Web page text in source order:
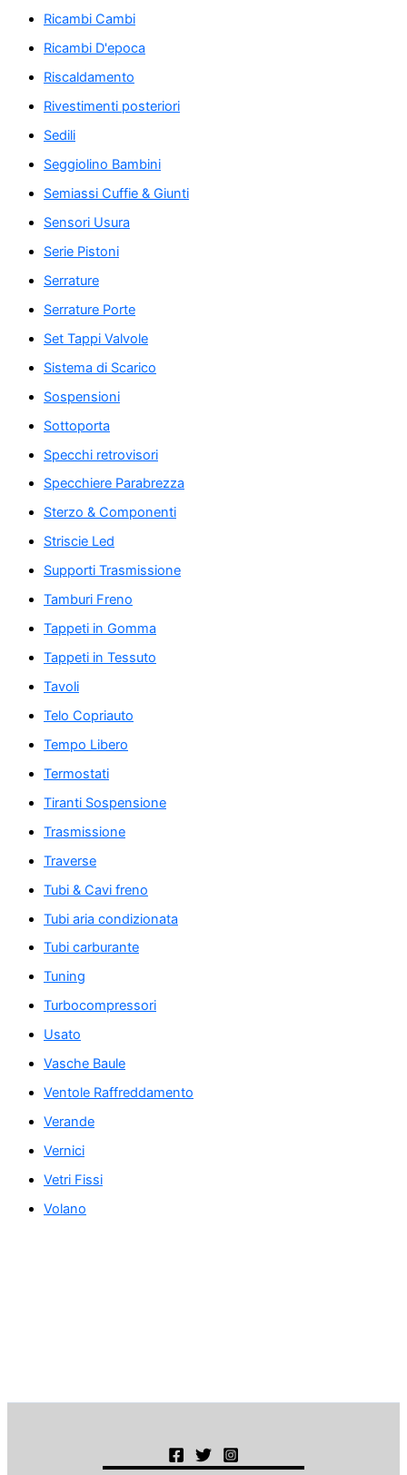
Ricambi Cambi
Ricambi D'epoca
Riscaldamento
Rivestimenti posteriori
Sedili
Seggiolino Bambini
Semiassi Cuffie & Giunti
Sensori Usura
Serie Pistoni
Serrature
Serrature Porte
Set Tappi Valvole
Sistema di Scarico
Sospensioni
Sottoporta
Specchi retrovisori
Specchiere Parabrezza
Sterzo & Componenti
Striscie Led
Supporti Trasmissione
Tamburi Freno
Tappeti in Gomma
Tappeti in Tessuto
Tavoli
Telo Copriauto
Tempo Libero
Termostati
Tiranti Sospensione
Trasmissione
Traverse
Tubi & Cavi freno
Tubi aria condizionata
Tubi carburante
Tuning
Turbocompressori
Usato
Vasche Baule
Ventole Raffreddamento
Verande
Vernici
Vetri Fissi
Volano